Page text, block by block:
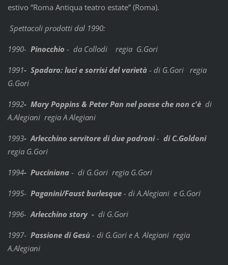
estivo “Roma Antiqua teatro estate” (Roma).
Spettacoli prodotti dal 1990:
1990- Pinocchio - da Collodi regia G.Gori
1991- Spadaro: luci e sorrisi del varietà- di G.Gori regia
G.Gori
1992- Mary Poppins & Peter Pan nel paese che non c'è di
A.Alegiani regia A Alegiani
1993- Arlecchino servitore di due padroni- di C.Goldoni
regia G.Gori
1994- Pucciniana- di G.Gori regia G.Gori
1995- Paganini/Faust burlesque- di A.Alegiani e G.Gori
1996-Arlecchino story -di G.Gori
1997- Passione di Gesù- di G.Gori e A. Alegiani regia
A.Alegiani